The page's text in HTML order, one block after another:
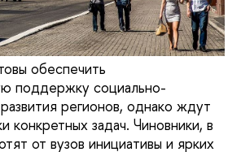
обеспечить
поддержку социально-
регионов, однако ждут
конкретных задач. Чиновники, в
от вузов инициативы и ярких